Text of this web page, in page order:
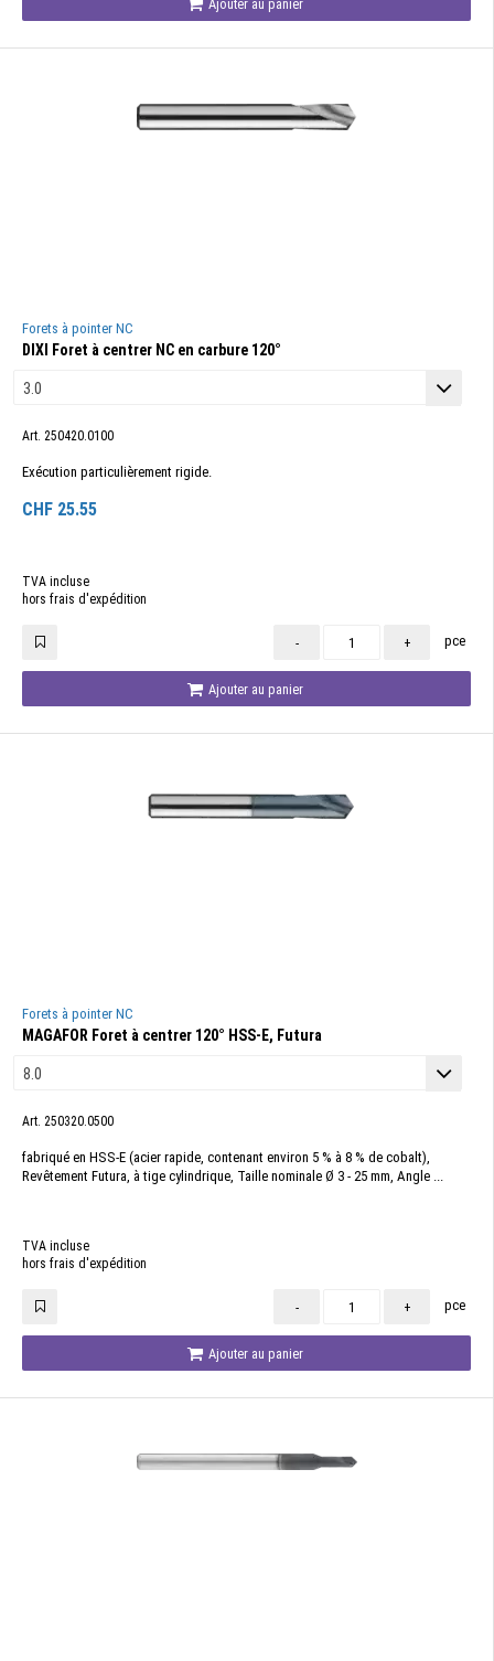
Ajouter au panier
Forets à pointer NC
DIXI Foret à centrer NC en carbure 120°
Art. 250420.0100
Exécution particulièrement rigide.
CHF 25.55
TVA incluse
hors frais d'expédition
- + pce
Ajouter au panier
Forets à pointer NC
MAGAFOR Foret à centrer 120° HSS-E, Futura
Art. 250320.0500
fabriqué en HSS-E (acier rapide, contenant environ 5 % à 8 % de cobalt),
Revêtement Futura, à tige cylindrique, Taille nominale Ø 3 - 25 mm, Angle ...
TVA incluse
hors frais d'expédition
- + pce
Ajouter au panier